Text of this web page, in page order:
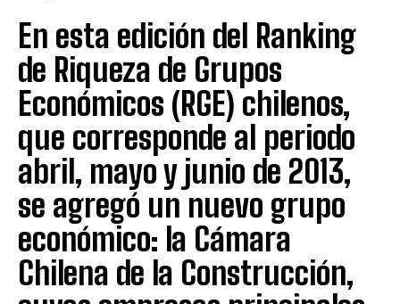
En esta edición del Ranking
de Riqueza de Grupos
Económicos (RGE) chilenos,
que corresponde al periodo
abril, mayo y junio de 2013,
se agregó un nuevo grupo
económico: la Cámara
Chilena de la Construcción,